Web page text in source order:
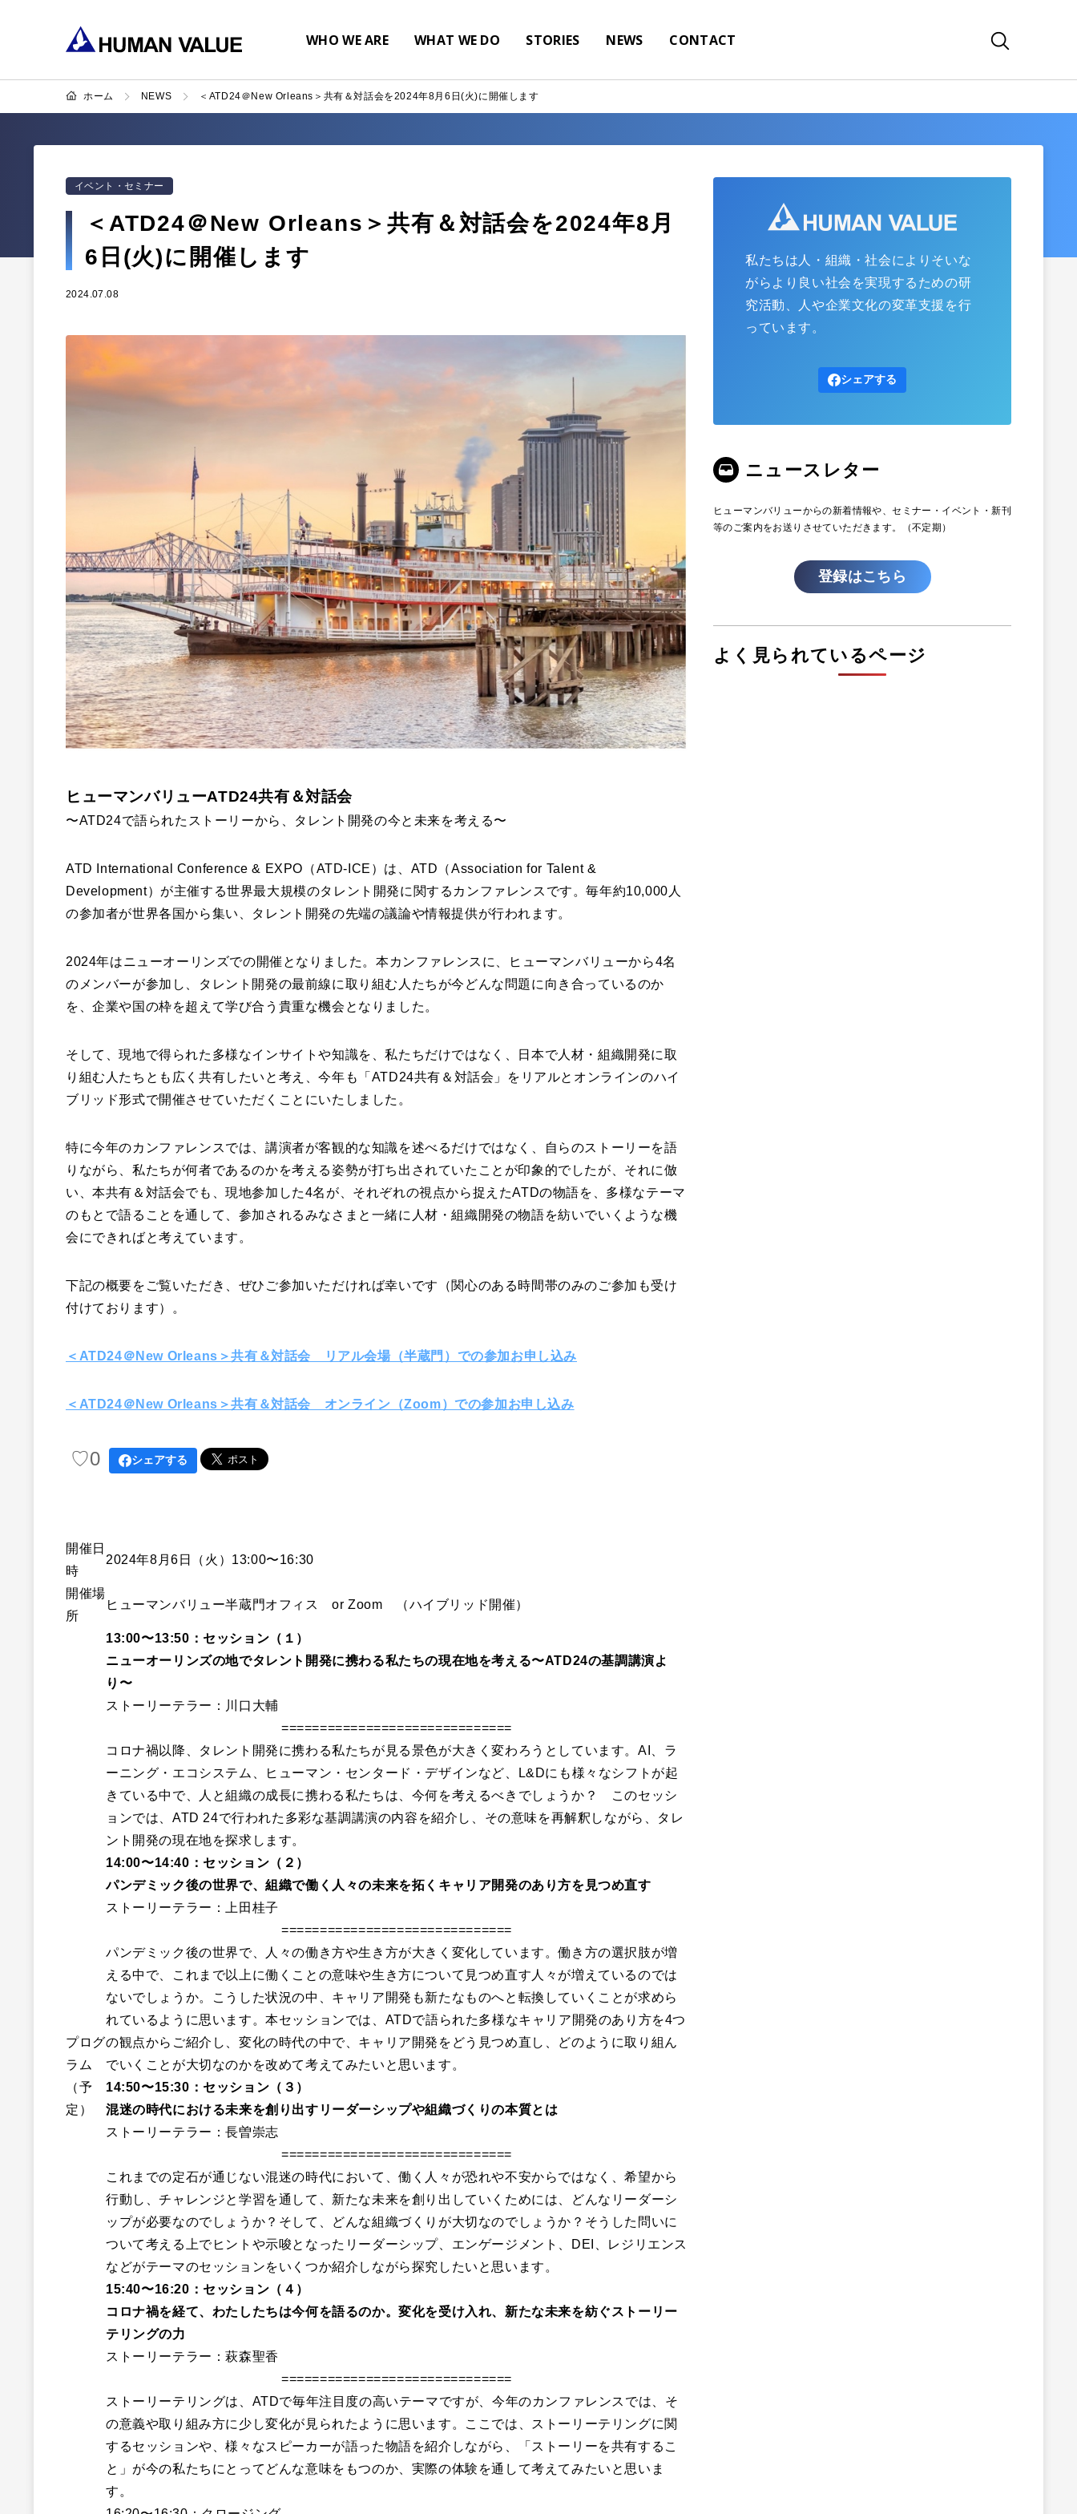
WHO WE ARE WHAT WE DO STORIES NEWS CONTACT
ホーム NEWS ＜ATD24＠New Orleans＞共有＆対話会を2024年8月6日(火)に開催します
イベント・セミナー
＜ATD24＠New Orleans＞共有＆対話会を2024年8月
6日(火)に開催します
2024.07.08
ヒューマンバリューATD24共有＆対話会
〜ATD24で語られたストーリーから、タレント開発の今と未来を考える〜
ATD International Conference & EXPO（ATD-ICE）は、ATD（Association for Talent &
Development）が主催する世界最大規模のタレント開発に関するカンファレンスです。毎年約10,000人
の参加者が世界各国から集い、タレント開発の先端の議論や情報提供が行われます。
2024年はニューオーリンズでの開催となりました。本カンファレンスに、ヒューマンバリューから4名
のメンバーが参加し、タレント開発の最前線に取り組む人たちが今どんな問題に向き合っているのか
を、企業や国の枠を超えて学び合う貴重な機会となりました。
そして、現地で得られた多様なインサイトや知識を、私たちだけではなく、日本で人材・組織開発に取
り組む人たちとも広く共有したいと考え、今年も「ATD24共有＆対話会」をリアルとオンラインのハイ
ブリッド形式で開催させていただくことにいたしました。
特に今年のカンファレンスでは、講演者が客観的な知識を述べるだけではなく、自らのストーリーを語
りながら、私たちが何者であるのかを考える姿勢が打ち出されていたことが印象的でしたが、それに倣
い、本共有＆対話会でも、現地参加した4名が、それぞれの視点から捉えたATDの物語を、多様なテーマ
のもとで語ることを通して、参加されるみなさまと一緒に人材・組織開発の物語を紡いでいくような機
会にできればと考えています。
下記の概要をご覧いただき、ぜひご参加いただければ幸いです（関心のある時間帯のみのご参加も受け
付けております）。
＜ATD24＠New Orleans＞共有＆対話会 リアル会場（半蔵門）での参加お申し込み
＜ATD24＠New Orleans＞共有＆対話会 オンライン（Zoom）での参加お申し込み
♡0 シェアする
開催日
時
2024年8月6日（火）13:00〜16:30
開催場
所
ヒューマンバリュー半蔵門オフィス or Zoom （ハイブリッド開催）
プログ
ラム
（予
定）
13:00〜13:50：セッション（１）
ニューオーリンズの地でタレント開発に携わる私たちの現在地を考える〜ATD24の基調講演よ
り〜
ストーリーテラー：川口大輔
==============================
コロナ禍以降、タレント開発に携わる私たちが見る景色が大きく変わろうとしています。AI、ラ
ーニング・エコシステム、ヒューマン・センタード・デザインなど、L&Dにも様々なシフトが起
きている中で、人と組織の成長に携わる私たちは、今何を考えるべきでしょうか？ このセッシ
ョンでは、ATD 24で行われた多彩な基調講演の内容を紹介し、その意味を再解釈しながら、タレ
ント開発の現在地を探求します。
14:00〜14:40：セッション（２）
パンデミック後の世界で、組織で働く人々の未来を拓くキャリア開発のあり方を見つめ直す
ストーリーテラー：上田桂子
==============================
パンデミック後の世界で、人々の働き方や生き方が大きく変化しています。働き方の選択肢が増
える中で、これまで以上に働くことの意味や生き方について見つめ直す人々が増えているのでは
ないでしょうか。こうした状況の中、キャリア開発も新たなものへと転換していくことが求めら
れているように思います。本セッションでは、ATDで語られた多様なキャリア開発のあり方を4つ
の観点からご紹介し、変化の時代の中で、キャリア開発をどう見つめ直し、どのように取り組ん
でいくことが大切なのかを改めて考えてみたいと思います。
14:50〜15:30：セッション（３）
混迷の時代における未来を創り出すリーダーシップや組織づくりの本質とは
ストーリーテラー：長曽崇志
==============================
これまでの定石が通じない混迷の時代において、働く人々が恐れや不安からではなく、希望から
行動し、チャレンジと学習を通して、新たな未来を創り出していくためには、どんなリーダーシ
ップが必要なのでしょうか？そして、どんな組織づくりが大切なのでしょうか？そうした問いに
ついて考える上でヒントや示唆となったリーダーシップ、エンゲージメント、DEI、レジリエンス
などがテーマのセッションをいくつか紹介しながら探究したいと思います。
15:40〜16:20：セッション（４）
コロナ禍を経て、わたしたちは今何を語るのか。変化を受け入れ、新たな未来を紡ぐストーリー
テリングの力
ストーリーテラー：萩森聖香
==============================
ストーリーテリングは、ATDで毎年注目度の高いテーマですが、今年のカンファレンスでは、そ
の意義や取り組み方に少し変化が見られたように思います。ここでは、ストーリーテリングに関
するセッションや、様々なスピーカーが語った物語を紹介しながら、「ストーリーを共有するこ
と」が今の私たちにとってどんな意味をもつのか、実際の体験を通して考えてみたいと思いま
す。
私たちは人・組織・社会によりそいな
がらより良い社会を実現するための研
究活動、人や企業文化の変革支援を行
っています。
シェアする
ニュースレター
ヒューマンバリューからの新着情報や、セミナー・イベント・新刊
等のご案内をお送りさせていただきます。（不定期）
登録はこちら
よく見られているページ